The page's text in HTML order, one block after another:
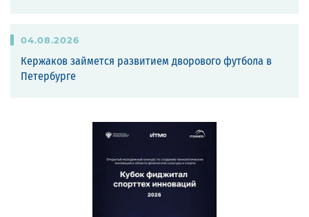
04.08.2026
Кержаков займется развитием дворового футбола в
Петербурге